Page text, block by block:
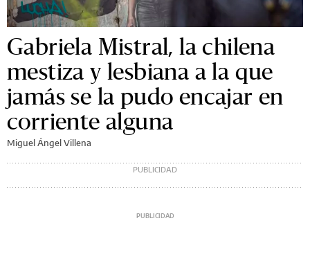
Gabriela Mistral, la chilena
mestiza y lesbiana a la que
jamás se la pudo encajar en
corriente alguna
Miguel Ángel Villena